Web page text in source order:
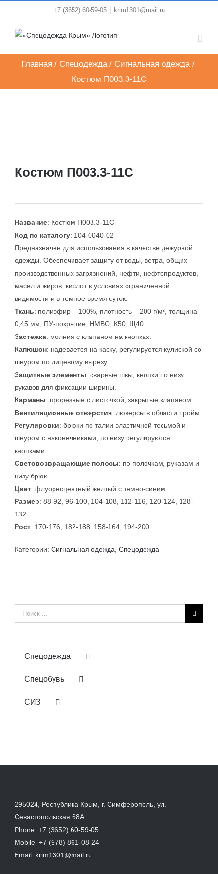
content
+7 (3652) 60-59-05 krim1301@mail.ru
Главная / Спецодежда / Сигнальная одежда /
Костюм П003.3-11С
Костюм П003.3-11С
Название: Костюм П003.3-11С
Код по каталогу: 104-0040-02
Предназначен для использования в качестве дежурной
одежды. Обеспечивает защиту от воды, ветра, общих
производственных загрязнений, нефти, нефтепродуктов,
масел и жиров, кислот в условиях ограниченной
видимости и в темное время суток.
Ткань: полиэфир – 100%, плотность – 200 г/м², толщина –
0,45 мм, ПУ-покрытие, НМВО, К50, Щ40.
Застежка: молния с клапаном на кнопках.
Капюшон: надевается на каску, регулируется кулиской со
шнуром по лицевому вырезу.
Защитные элементы: сварные швы, кнопки по низу
рукавов для фиксации ширины.
Карманы: прорезные с листочкой, закрытые клапаном.
Вентиляционные отверстия: люверсы в области пройм.
Регулировки: брюки по талии эластичной тесьмой и
шнуром с наконечниками, по низу регулируются
кнопками.
Световозвращающие полосы: по полочкам, рукавам и
низу брюк.
Цвет: флуоресцентный желтый с темно-синим
Размер: 88-92, 96-100, 104-108, 112-116, 120-124, 128-
132
Рост: 170-176, 182-188, 158-164, 194-200
Категории: Сигнальная одежда Спецодежда
Результат
поиска:
Спецодежда
Спецобувь
СИЗ
295024, Республика Крым, г. Симферополь, ул.
Севастопольская 68А
Phone: +7 (3652) 60-59-05
Mobile: +7 (978) 861-08-24
Email: krim1301@mail.ru